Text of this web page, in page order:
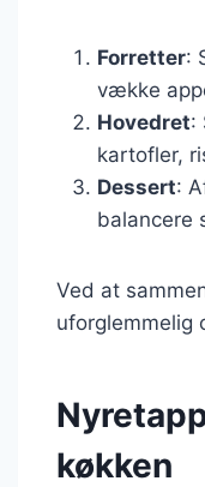
Forretter:
vække
Hovedret:
kartofler,
Dessert:
balancere
Ved at
uforglemmelig
køkken